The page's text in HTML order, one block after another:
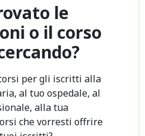
le
o il corso
per gli iscritti alla
al tuo ospedale, al
alla tua
che vorresti offrire